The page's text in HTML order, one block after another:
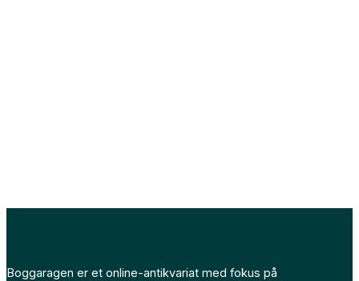
Boggaragen er et online-antikvariat med fokus på